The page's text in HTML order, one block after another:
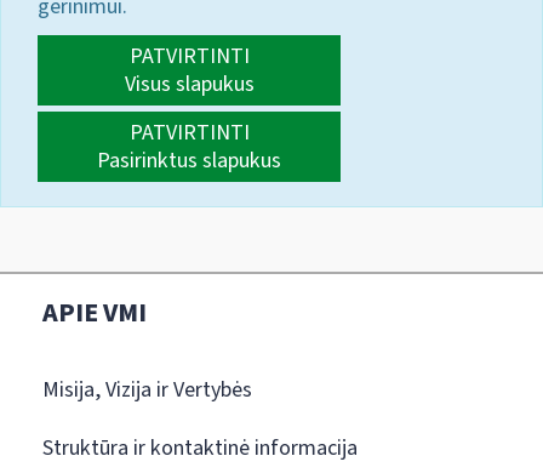
gerinimui.
PATVIRTINTI
Visus slapukus
PATVIRTINTI
Pasirinktus slapukus
APIE VMI
Misija, Vizija ir Vertybės
Struktūra ir kontaktinė informacija